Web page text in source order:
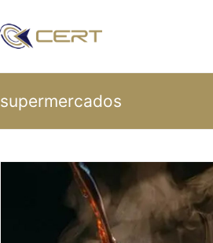
supermercados